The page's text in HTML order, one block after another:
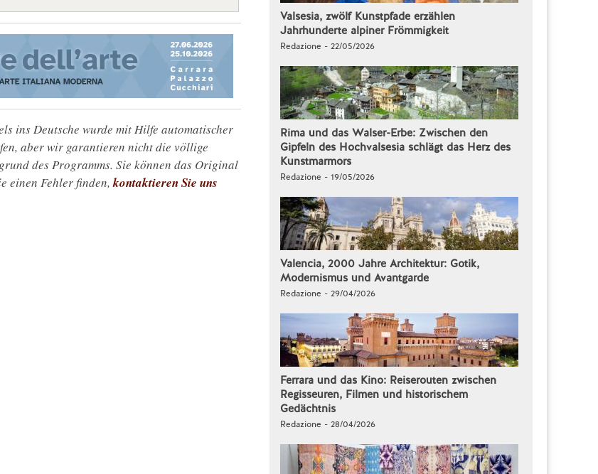
ins Deutsche wurde mit Hilfe automatischer
aber wir garantieren nicht die völlige
des Programms. Sie können das Original
einen Fehler finden,kontaktieren Sie uns
Valsesia, zwölf Kunstpfade erzählen
Jahrhunderte alpiner Frömmigkeit
Redazione - 22/05/2026
Rima und das Walser-Erbe: Zwischen den
Gipfeln des Hochvalsesia schlägt das Herz des
Kunstmarmors
Redazione - 19/05/2026
Valencia, 2000 Jahre Architektur: Gotik,
Modernismus und Avantgarde
Redazione - 29/04/2026
Ferrara und das Kino: Reiserouten zwischen
Regisseuren, Filmen und historischem
Gedächtnis
Redazione - 28/04/2026